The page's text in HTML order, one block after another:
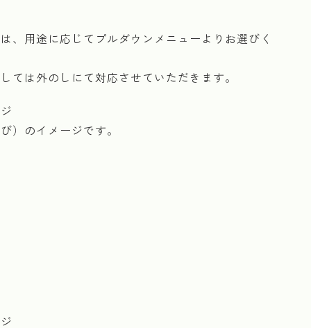
、用途に応じてプルダウンメニューよりお選びく
は外のしにて対応させていただきます。
）のイメージです。